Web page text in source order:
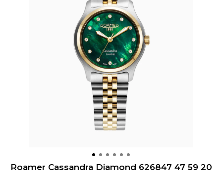
Roamer Cassandra Diamond 626847 47 59 20